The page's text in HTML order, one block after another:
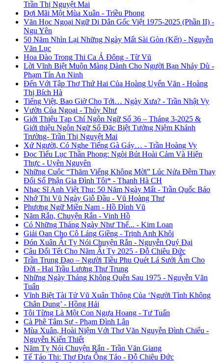
Trần Thị Nguyệt Mai
Đợi Mãi Một Mùa Xuân - Triều Phong
Văn Học Ngoại Ngữ Di Dân Gốc Việt 1975-2025 (Phần II) -
Ngu Yên
50 Năm Nhìn Lại Những Ngày Mất Sài Gòn (Kết) - Nguyễn
Văn Lục
Hoa Đào Trong Thi Ca Á Đông - Từ Vũ
Lời Vĩnh Biệt Muộn Màng Dành Cho Người Bạn Nhảy Dù -
Phạm Tín An Ninh
Đến Với Tập Thơ Thứ Hai Của Hoàng Uyển Văn - Hoàng
Thị Bích Hà
Tiếng Việt, Bao Giờ Cho Tới… Ngày Xưa? - Trần Nhật Vy
Vườn Của Ngoại - Thủy Như
Giới Thiệu Tạp Chí Ngôn Ngữ Số 36 – Tháng 3-2025 &
Giới thiệu Ngôn Ngữ Số Đặc Biệt Tưởng Niệm Khánh
Trường- Trần Thị Nguyệt Mai
Xứ Người, Có Nghe Tiếng Gà Gáy… - Trần Hoàng Vy
Đọc Tiểu Lục Thần Phong: Ngòi Bút Hoài Cảm Và Hiện
Thực - Uyên Nguyên
Những Cuộc “Thăm Viếng Không Mời” Lúc Nửa Đêm Thay
Đổi Số Phận Gia Đình Tôi* - Thanh Hà CH
Nhạc Sĩ Anh Việt Thu: 50 Năm Ngày Mất - Trần Quốc Bảo
Nhớ Thi Vũ Ngày Giỗ Đầu - Vũ Hoàng Thư
Phương Ngữ Miền Nam - Hồ Đình Vũ
Năm Rắn, Chuyện Rắn - Vinh Hồ
Có Những Tháng Ngày Như Thế... - Kim Loan
Giải Oan Cho Cô Láng Giềng - Trịnh Anh Khôi
Đón Xuân Ất Tỵ Nói Chuyện Rắn - Nguyễn Quý Đại
Câu Đối Tết Cho Năm Ất Tỵ 2025 - Đỗ Chiêu Đức
Trần Trung Đạo – Người Tiều Phu Quét Lá Sưởi Ấm Cho
Đời - Hai Trầu Lương Thư Trung
Những Ngày Tháng Không Quên Sau 1975 - Nguyễn Văn
Tuấn
Vĩnh Biệt Tài Tử Vũ Xuân Thông Của ‘Người Tình Không
Chân Dung’ - Hồng Hải
Tôi Từng Là Một Con Ngựa Hoang - Tư Tuấn
Cà Phê Tâm Sự - Phạm Đình Lân
Mùa Xuân, Hoài Niệm Với Thơ Văn Nguyễn Đình Chiểu -
Nguyễn Kiến Thiết
Năm Tỵ Nói Chuyện Rắn - Trần Văn Giang
Tế Táo Thi: Thơ Đưa Ông Táo - Đỗ Chiêu Đức